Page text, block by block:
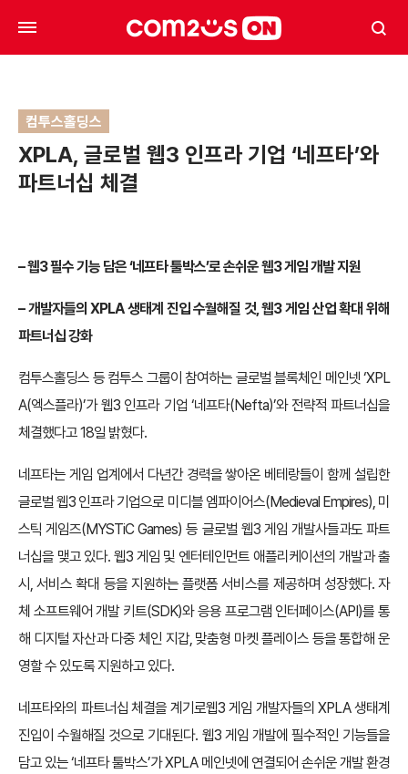
컴투스홀딩스
XPLA, 글로벌 웹3 인프라 기업 ‘네프타’와
파트너십 체결
– 웹3 필수 기능 담은 ‘네프타 툴박스’로 손쉬운 웹3 게임 개발 지원
– 개발자들의 XPLA 생태계 진입 수월해질 것, 웹3 게임 산업 확대 위해
파트너십 강화
컴투스홀딩스 등 컴투스 그룹이 참여하는 글로벌 블록체인 메인넷 ‘XPL
A(엑스플라)’가 웹3 인프라 기업 ‘네프타(Nefta)’와 전략적 파트너십을
체결했다고 18일 밝혔다.
네프타는 게임 업계에서 다년간 경력을 쌓아온 베테랑들이 함께 설립한
글로벌 웹3 인프라 기업으로 미디블 엠파이어스(Medieval Empires), 미
스틱 게임즈(MYSTiC Games) 등 글로벌 웹3 게임 개발사들과도 파트
너십을 맺고 있다. 웹3 게임 및 엔터테인먼트 애플리케이션의 개발과 출
시, 서비스 확대 등을 지원하는 플랫폼 서비스를 제공하며 성장했다. 자
체 소프트웨어 개발 키트(SDK)와 응용 프로그램 인터페이스(API)를 통
해 디지털 자산과 다중 체인 지갑, 맞춤형 마켓 플레이스 등을 통합해 운
영할 수 있도록 지원하고 있다.
네프타와의 파트너십 체결을 계기로웹3 게임 개발자들의 XPLA 생태계
진입이 수월해질 것으로 기대된다. 웹3 게임 개발에 필수적인 기능들을
담고 있는 ‘네프타 툴박스’가 XPLA 메인넷에 연결되어 손쉬운 개발 환경